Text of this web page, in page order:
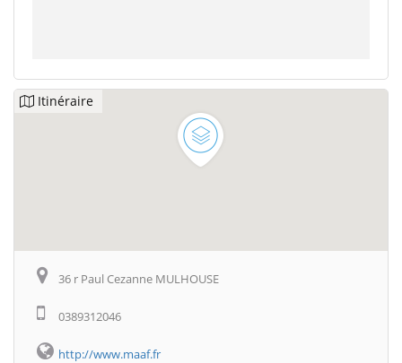
Itinéraire
36 r Paul Cezanne MULHOUSE
0389312046
http://www.maaf.fr